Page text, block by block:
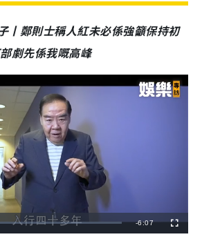
丨鄭則士稱人紅未必係強籲保持初
劇先係我嘅高峰
R
-6:07
u